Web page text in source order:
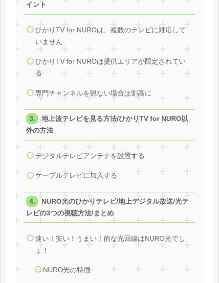
イント
ひかりTV for NUROは、複数のテレビに対応して
いません
ひかりTV for NUROは提供エリアが限定されてい
る
専門チャンネルを観ない場合は割高に
地上波テレビを見る方法/ひかりTV for NURO以
外の方法
デジタルテレビアンテナを設置する
ケーブルテレビに加入する
NURO光のひかりテレビ/地上デジタル放送/光テ
レビの3つの視聴方法/まとめ
速い！安い！うまい！的な光回線はNURO光でし
ょ！
NURO光の特徴